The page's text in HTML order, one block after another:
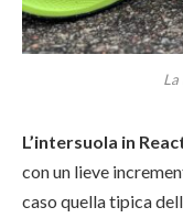
La
L’intersuola in
con un lieve
caso quella tipica